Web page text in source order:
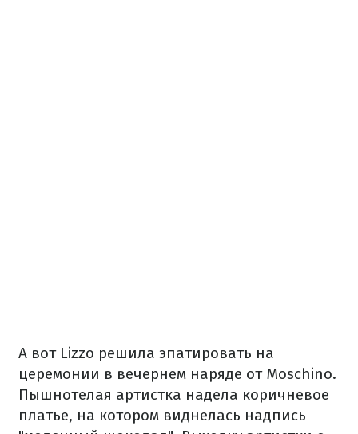
А вот Lizzo решила эпатировать на
церемонии в вечернем наряде от Moschino.
Пышнотелая артистка надела коричневое
платье, на котором виднелась надпись